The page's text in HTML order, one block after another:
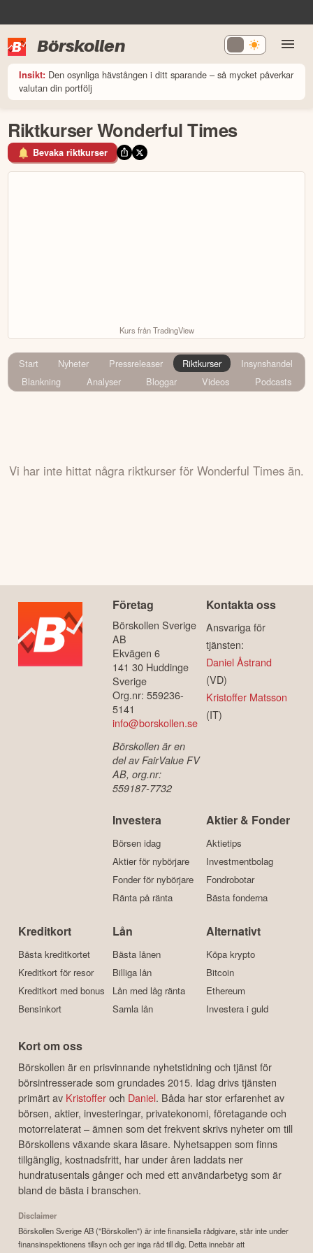
Börskollen
Insikt: Den osynliga hävstången i ditt sparande – så mycket påverkar
valutan din portfölj
Riktkurser Wonderful Times
Bevaka riktkurser
Kurs från TradingView
Start Nyheter Pressreleaser Riktkurser
Insynshandel
Blankning
Analyser Bloggar Videos Podcasts
Vi har inte hittat några riktkurser för Wonderful Times än.
Företag
Börskollen Sverige
AB
Ekvägen 6
141 30 Huddinge
Sverige
Org.nr: 559236-
5141
info@borskollen.se
Börskollen är en
del av FairValue FV
AB, org.nr:
559187-7732
Kontakta oss
Ansvariga för
tjänsten:
Daniel Åstrand
(VD)
Kristoffer Matsson
(IT)
Investera
Börsen idag
Aktier för nybörjare
Fonder för nybörjare
Ränta på ränta
Aktier & Fonder
Aktietips
Investmentbolag
Fondrobotar
Bästa fonderna
Kreditkort
Bästa kreditkortet
Kreditkort för resor
Kreditkort med bonus
Bensinkort
Lån
Bästa lånen
Billiga lån
Lån med låg ränta
Samla lån
Alternativt
Köpa krypto
Bitcoin
Ethereum
Investera i guld
Kort om oss
Börskollen är en prisvinnande nyhetstidning och tjänst för
börsintresserade som grundades 2015. Idag drivs tjänsten
primärt av Kristofferoch Daniel. Båda har stor erfarenhet av
börsen, aktier, investeringar, privatekonomi, företagande och
motorrelaterat – ämnen som det frekvent skrivs nyheter om till
Börskollens växande skara läsare. Nyhetsappen som finns
tillgänglig, kostnadsfritt, har under åren laddats ner
hundratusentals gånger och med ett användarbetyg som är
bland de bästa i branschen.
Disclaimer
Börskollen Sverige AB ("Börskollen") är inte finansiella rådgivare, står inte under
finansinspektionens tillsyn och ger inga råd till dig. Detta innebär att